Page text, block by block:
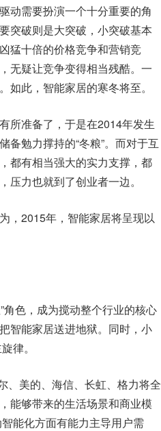
动需要扮演一个十分重要的角
突破则是大突破，小突破基本
猛十倍的价格竞争和营销竞
无疑让竞争变得相当残酷。一
此，智能家居的寒冬将至。
所准备了，于是在2014年发生
勉力撑持的“冬粮”。而对于互
都有相当强大的实力支撑，都
力也就到了创业者一边。
，2015年，智能家居将呈现以
色，成为搅动整个行业的核心
智能家居送进地狱。同时，小
律。
、美的、海信、长虹、格力将全
能够带来的生活场景和商业模
能化方面有能力主导用户需